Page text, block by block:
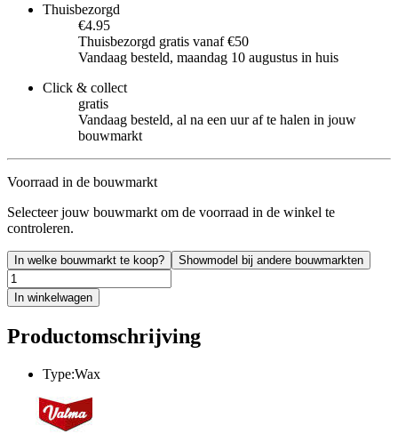
Thuisbezorgd
€4.95
Thuisbezorgd gratis vanaf €50
Vandaag besteld, maandag 10 augustus in huis
Click & collect
gratis
Vandaag besteld, al na een uur af te halen in jouw
bouwmarkt
Voorraad in de bouwmarkt
Selecteer jouw bouwmarkt om de voorraad in de winkel te
controleren.
In welke bouwmarkt te koop? Showmodel bij andere bouwmarkten
In winkelwagen
Productomschrijving
Type:Wax